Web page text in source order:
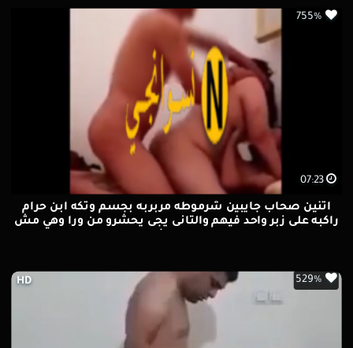
07:23
755%
اتنين صحاب جايبين شرموطه مربربه بجسم وتكه ابن حرام
راكبه على زبر واحد فيهم والتانى يجى يحشرو من ورا وهي مش
HD 529%